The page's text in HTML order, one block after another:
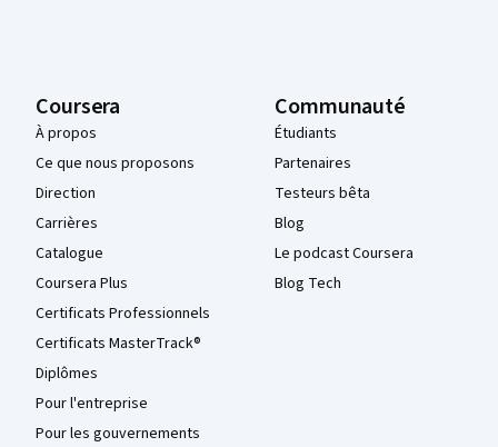
Coursera
À propos
Ce que nous proposons
Direction
Carrières
Catalogue
Coursera Plus
Certificats Professionnels
Certificats MasterTrack®
Diplômes
Pour l'entreprise
Pour les gouvernements
Communauté
Étudiants
Partenaires
Testeurs bêta
Blog
Le podcast Coursera
Blog Tech